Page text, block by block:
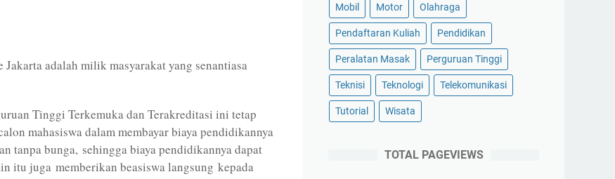
adalah milik masyarakat yang senantiasa
Tinggi Terkemuka dan Terakreditasi ini tetap
mahasiswa dalam membayar biaya pendidikannya
tanpa bunga, sehingga biaya pendidikannya dapat
itu juga memberikan beasiswa langsung kepada
Mobil Motor Olahraga
Pendaftaran Kuliah Pendidikan
Peralatan Masak Perguruan Tinggi
Teknisi Teknologi Telekomunikasi
Tutorial Wisata
TOTAL PAGEVIEWS